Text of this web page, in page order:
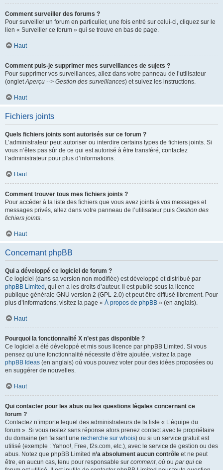
Comment surveiller des forums ?
Pour surveiller un forum en particulier, une fois entré sur celui-ci, cliquez sur le
lien « Surveiller ce forum » qui se trouve en bas de page.
Haut
Comment puis-je supprimer mes surveillances de sujets ?
Pour supprimer vos surveillances, allez dans votre panneau de l’utilisateur
(ongletAperçu --> Gestion des surveillances) et suivez les instructions.
Haut
Fichiers joints
Quels fichiers joints sont autorisés sur ce forum ?
L’administrateur peut autoriser ou interdire certains types de fichiers joints. Si
vous n’êtes pas sûr de ce qui est autorisé à être transféré, contactez
l’administrateur pour plus d’informations.
Haut
Comment trouver tous mes fichiers joints ?
Pour accéder à la liste des fichiers que vous avez joints à vos messages et
messages privés, allez dans votre panneau de l’utilisateur puis Gestion des
fichiers joints.
Haut
Concernant phpBB
Qui a développé ce logiciel de forum ?
Ce logiciel (dans sa version non modifiée) est développé et distribué par
phpBB Limited , qui en a les droits d’auteur. Il est publié sous la licence
publique générale GNU version 2 (GPL-2.0) et peut être diffusé librement. Pour
plus d’informations, visitez la page « À propos de phpBB » (en anglais).
Haut
Pourquoi la fonctionnalité X n’est pas disponible ?
Ce logiciel a été développé et mis sous licence par phpBB Limited. Si vous
pensez qu’une fonctionnalité nécessite d’être ajoutée, visitez la page
phpBB Ideas (en anglais) où vous pouvez voter pour des idées proposées ou
en suggérer de nouvelles.
Haut
Qui contacter pour les abus ou les questions légales concernant ce
forum ?
Contactez n’importe lequel des administrateurs de la liste « L’équipe du
forum ». Si vous restez sans réponse alors prenez contact avec le propriétaire
du domaine (en faisant une recherche sur whois) ou si un service gratuit est
utilisé (exemple : Yahoo!, Free, f2s.com, etc.), avec le service de gestion ou des
abus. Notez que phpBB Limited n’a absolument aucun contrôle et ne peut
être, en aucun cas, tenu pour responsable sur comment, où ou par qui ce